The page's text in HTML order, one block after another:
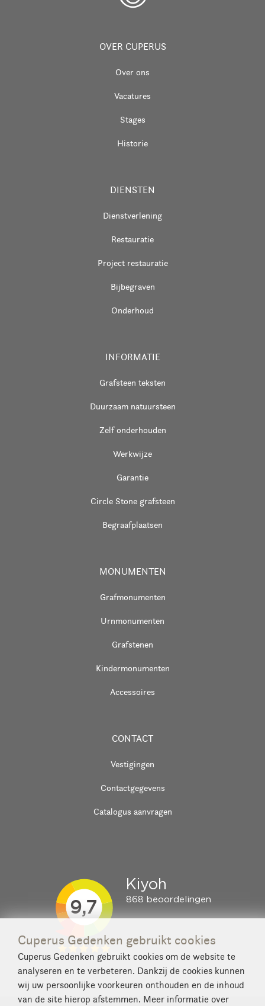
OVER CUPERUS
Over ons
Vacatures
Stages
Historie
DIENSTEN
Dienstverlening
Restauratie
Project restauratie
Bijbegraven
Onderhoud
INFORMATIE
Grafsteen teksten
Duurzaam natuursteen
Zelf onderhouden
Werkwijze
Garantie
Circle Stone grafsteen
Begraafplaatsen
MONUMENTEN
Grafmonumenten
Urnmonumenten
Grafstenen
Kindermonumenten
Accessoires
CONTACT
Vestigingen
Contactgegevens
Catalogus aanvragen
Cuperus Gedenken gebruikt cookies
Cuperus Gedenken gebruikt cookies om de website te
analyseren en te verbeteren. Dankzij de cookies kunnen
wij uw persoonlijke voorkeuren onthouden en de inhoud
van de site hierop afstemmen. Meer informatie over